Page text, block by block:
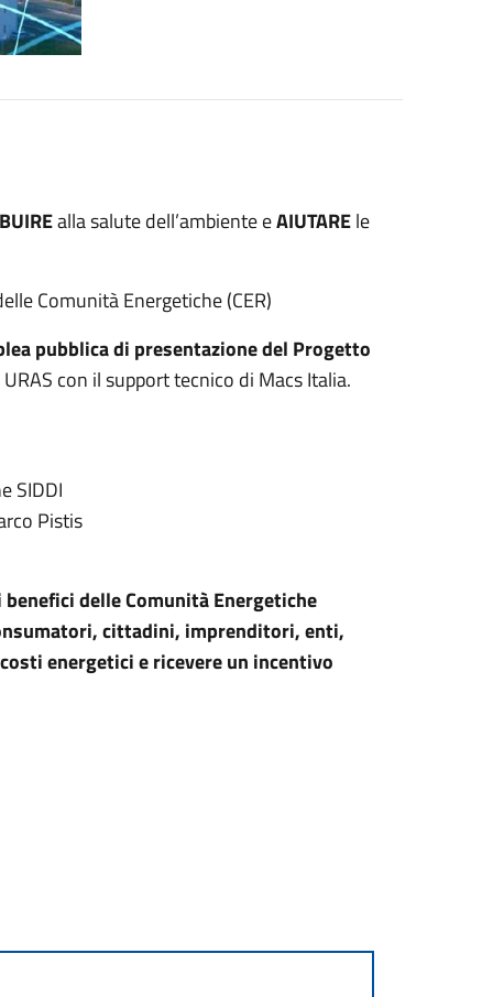
alla salute dell’ambiente eAIUTAREle
Comunità Energetiche (CER)
pubblica di presentazione del Progetto
con il support tecnico di Macs Italia.
SIDDI
Pistis
delle Comunità Energetiche
cittadini, imprenditori, enti,
energetici e ricevere un incentivo